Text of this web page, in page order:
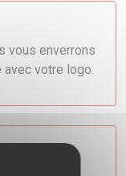
vous enverrons
votre logo.